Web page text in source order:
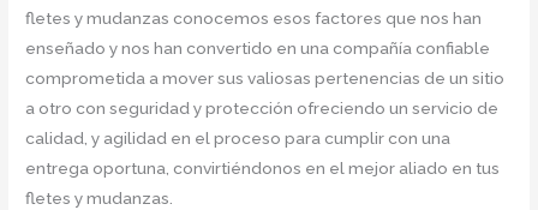
fletes y mudanzas conocemos esos factores que nos han
enseñado y nos han convertido en una compañía confiable
comprometida a mover sus valiosas pertenencias de un sitio
a otro con seguridad y protección ofreciendo un servicio de
calidad, y agilidad en el proceso para cumplir con una
entrega oportuna, convirtiéndonos en el mejor aliado en tus
fletes y mudanzas.